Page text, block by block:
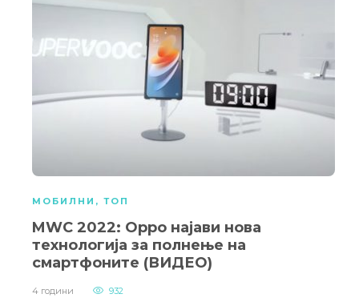
МОБИЛНИ , ТОП
MWC 2022: Oppo најави нова
технологија за полнење на
смартфоните (ВИДЕО)
4 години 932